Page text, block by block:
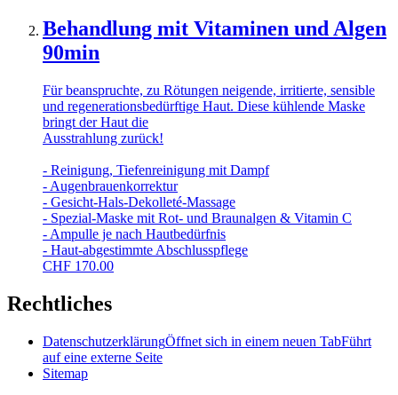
Behandlung mit Vitaminen und Algen
90min
Für beanspruchte, zu Rötungen neigende, irritierte, sensible
und regenerationsbedürftige Haut. Diese kühlende Maske
bringt der Haut die
Ausstrahlung zurück!
- Reinigung, Tiefenreinigung mit Dampf
- Augenbrauenkorrektur
- Gesicht-Hals-Dekolleté-Massage
- Spezial-Maske mit Rot- und Braunalgen & Vitamin C
- Ampulle je nach Hautbedürfnis
- Haut-abgestimmte Abschlusspflege
CHF 170.00
Rechtliches
DatenschutzerklärungÖffnet sich in einem neuen TabFührt
auf eine externe Seite
Sitemap